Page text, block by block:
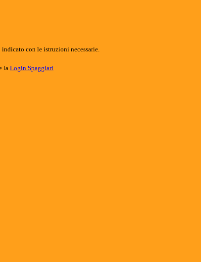
con le istruzioni necessarie.
la Login Spaggiari